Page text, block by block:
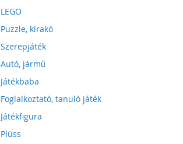
LEGO
Puzzle, kirakó
Szerepjáték
Autó, jármű
Játékbaba
Foglalkoztató, tanuló játék
Játékfigura
Plüss